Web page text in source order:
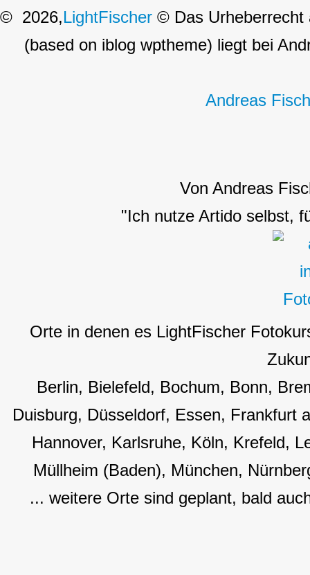
© 2026,LightFischer © Das Urheberrecht
(based on iblog wptheme) liegt bei
Andreas
Von Andreas
"Ich nutze Artido selbst,
Orte in denen es LightFischer
Berlin, Bielefeld, Bochum, Bonn,
Duisburg, Düsseldorf, Essen, Frankfurt
Hannover, Karlsruhe, Köln, Krefeld,
Müllheim (Baden), München,
... weitere Orte sind geplant, bald